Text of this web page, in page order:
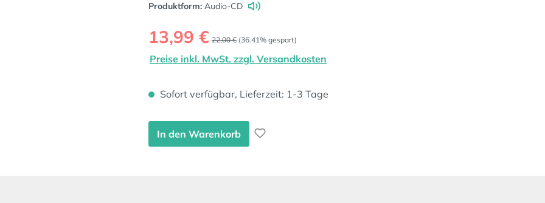
Produktform: Audio-CD
Verkaufspreis:
13,99 € Regulärer Preis:
22,00 € (36.41% gespart)
Preise inkl. MwSt. zzgl. Versandkosten
Sofort verfügbar, Lieferzeit: 1-3 Tage
In den Warenkorb